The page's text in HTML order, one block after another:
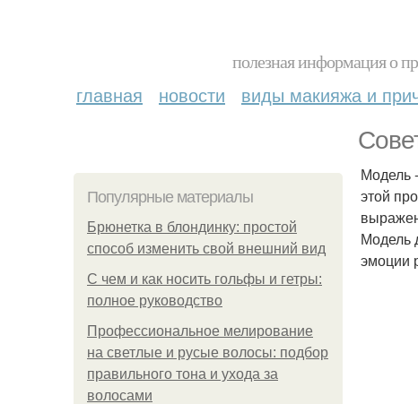
полезная информация о
главная новости виды макияжа и
Популярные материалы
Брюнетка в блондинку: простой
способ изменить свой внешний вид
С чем и как носить гольфы и гетры:
полное руководство
Профессиональное мелирование
на светлые и русые волосы: подбор
правильного тона и ухода за
волосами
Модель
этой
Модель
эмоции